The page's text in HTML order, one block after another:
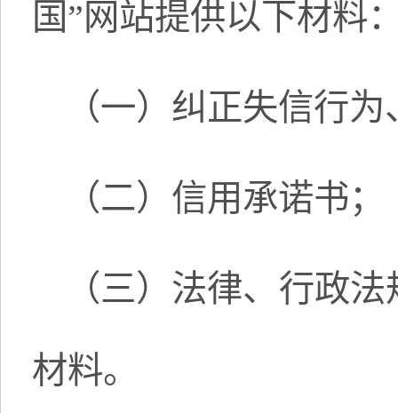
国”网站提供以下材料
（一）纠正失信行
（二）信用承诺书；
（三）法律、行政
材料。